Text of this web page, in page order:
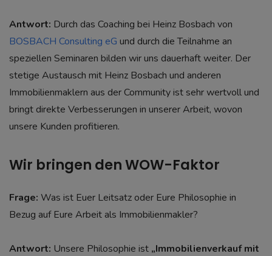
Antwort: Durch das Coaching bei Heinz Bosbach von
BOSBACH Consulting eG und durch die Teilnahme an
speziellen Seminaren bilden wir uns dauerhaft weiter. Der
stetige Austausch mit Heinz Bosbach und anderen
Immobilienmaklern aus der Community ist sehr wertvoll und
bringt direkte Verbesserungen in unserer Arbeit, wovon
unsere Kunden profitieren.
Wir bringen den WOW-Faktor
Frage: Was ist Euer Leitsatz oder Eure Philosophie in
Bezug auf Eure Arbeit als Immobilienmakler?
Antwort: Unsere Philosophie ist „Immobilienverkauf mit